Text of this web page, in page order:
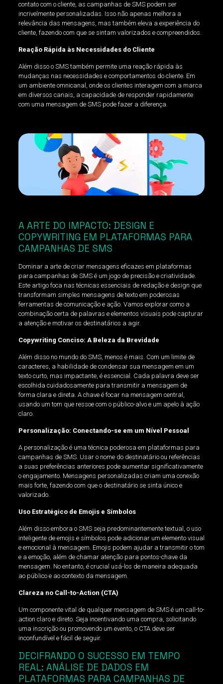
contato com o cliente, as campanhas de SMS podem ser
incrivelmente personalizadas. Isso não apenas melhora a
relevância das mensagens, mas também eleva a experiência do
cliente, fazendo com que se sintam valorizados e compreendidos.
Reação Rápida às Necessidades do Cliente
Além disso o SMS também permite uma reação rápida às
mudanças nas necessidades e comportamentos do cliente. Em
um ambiente omnicanal, onde os clientes interagem com a marca
em diversos canais, a capacidade de responder rapidamente
com uma mensagem de SMS pode fazer a diferença.
A ARTE DO IMPACTO: DESIGN E
COPYWRITING EM PLATAFORMAS PARA
CAMPANHAS DE SMS
Dominar a arte de criar mensagens eficazes em plataformas
para campanhas de SMS é um jogo de precisão e criatividade.
Este artigo foca nas técnicas essenciais de redação e design que
transformam simples mensagens de texto em poderosas
ferramentas de comunicação e ação. Vamos explorar como a
combinação certa de palavras e elementos visuais pode capturar
a atenção e motivar os destinatários a agir.
Copywriting Conciso: A Beleza da Brevidade
Além disso no mundo do SMS, menos é mais. Com um limite de
caracteres, a habilidade de condensar sua mensagem em um
texto curto, mas impactante, é essencial. Cada palavra deve ser
escolhida cuidadosamente para transmitir a mensagem de
forma clara e direta. A chave é focar na mensagem central,
usando um tom que ressoe com o público-alvo e um apelo à ação
claro.
Personalização: Conectando-se em um Nível Pessoal
A personalização é uma técnica poderosa em plataformas para
campanhas de SMS. Usar o nome do destinatário ou referências
a suas preferências anteriores pode aumentar significativamente
o engajamento. Mensagens personalizadas criam uma conexão
mais forte, fazendo com que o destinatário se sinta único e
valorizado.
Uso Estratégico de Emojis e Símbolos
Além disso embora o SMS seja predominantemente textual, o uso
inteligente de emojis e símbolos pode adicionar um elemento visual
e emocional à mensagem. Emojis podem ajudar a transmitir o tom
e a emoção, além de chamar atenção para pontos-chave da
mensagem. No entanto, é crucial usá-los de maneira adequada
ao público e ao contexto da mensagem.
Clareza no Call-to-Action (CTA)
Um componente vital de qualquer mensagem de SMS é um call-to-
action claro e direto. Seja incentivando uma compra, solicitando
uma inscrição ou promovendo um evento, o CTA deve ser
inconfundível e fácil de seguir.
DECIFRANDO O SUCESSO EM TEMPO
REAL: ANÁLISE DE DADOS EM
PLATAFORMAS PARA CAMPANHAS DE